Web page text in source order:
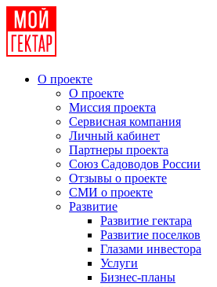
О проекте
О проекте
Миссия проекта
Сервисная компания
Личный кабинет
Партнеры проекта
Союз Садоводов России
Отзывы о проекте
СМИ о проекте
Развитие
Развитие гектара
Развитие поселков
Глазами инвестора
Услуги
Бизнес-планы